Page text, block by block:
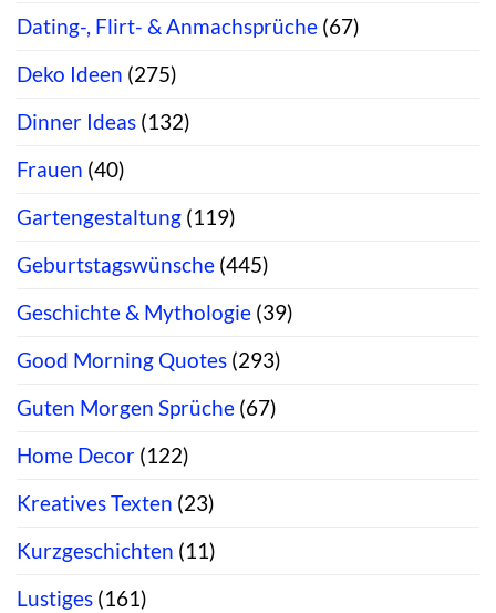
Dating-, Flirt- & Anmachsprüche (67)
Deko Ideen (275)
Dinner Ideas (132)
Frauen (40)
Gartengestaltung (119)
Geburtstagswünsche (445)
Geschichte & Mythologie (39)
Good Morning Quotes (293)
Guten Morgen Sprüche (67)
Home Decor (122)
Kreatives Texten (23)
Kurzgeschichten (11)
Lustiges (161)